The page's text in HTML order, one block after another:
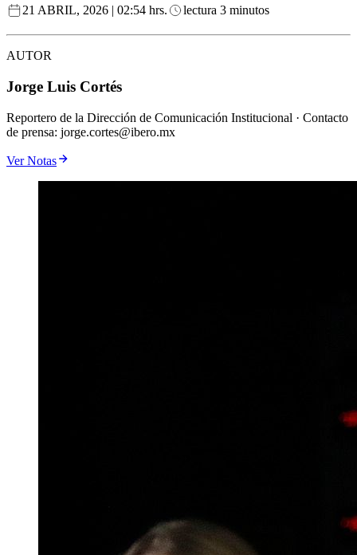
21 ABRIL, 2026 | 02:54 hrs. lectura 3 minutos
AUTOR
Jorge Luis Cortés
Reportero de la Dirección de Comunicación Institucional · Contacto
de prensa: jorge.cortes@ibero.mx
Ver Notas